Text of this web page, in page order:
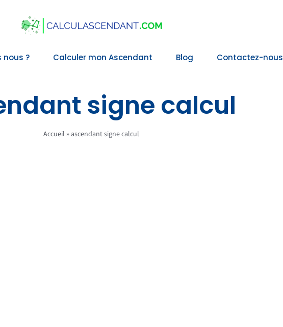
nous ? Calculer mon Ascendant Blog Contactez-nous
signe calcul
Accueil »ascendant signe calcul